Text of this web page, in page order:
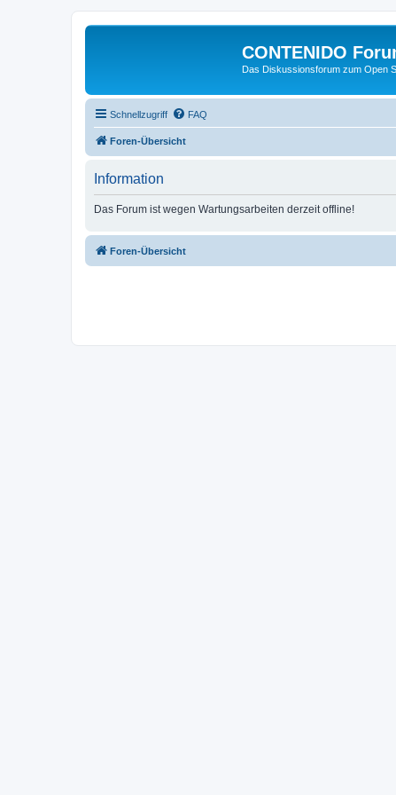
CONTENIDO
Das Diskussionsforum zum Open
Schnellzugriff FAQ
Foren-Übersicht
Information
Das Forum ist wegen Wartungsarbeiten derzeit offline!
Foren-Übersicht